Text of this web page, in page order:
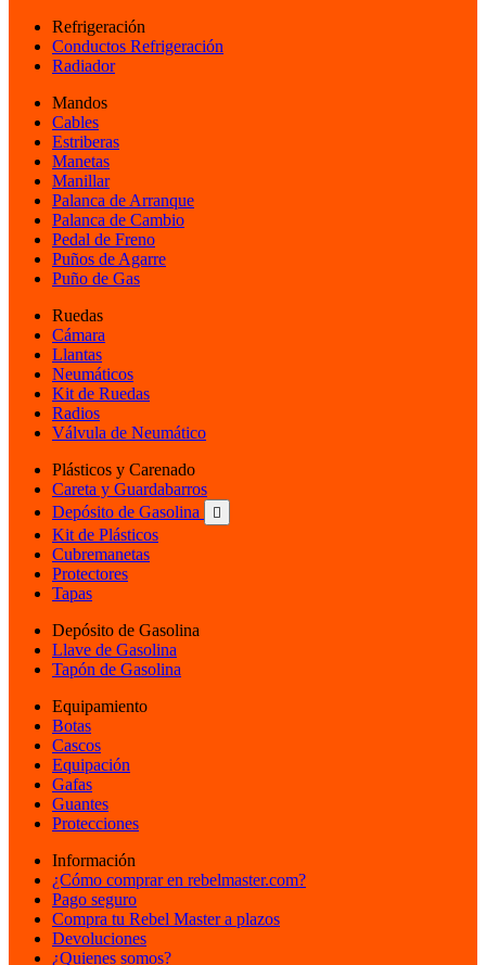
Refrigeración
Conductos Refrigeración
Radiador
Mandos
Cables
Estriberas
Manetas
Manillar
Palanca de Arranque
Palanca de Cambio
Pedal de Freno
Puños de Agarre
Puño de Gas
Ruedas
Cámara
Llantas
Neumáticos
Kit de Ruedas
Radios
Válvula de Neumático
Plásticos y Carenado
Careta y Guardabarros
Depósito de Gasolina

Kit de Plásticos
Cubremanetas
Protectores
Tapas
Depósito de Gasolina
Llave de Gasolina
Tapón de Gasolina
Equipamiento
Botas
Cascos
Equipación
Gafas
Guantes
Protecciones
Información
¿Cómo comprar en rebelmaster.com?
Pago seguro
Compra tu Rebel Master a plazos
Devoluciones
¿Quienes somos?